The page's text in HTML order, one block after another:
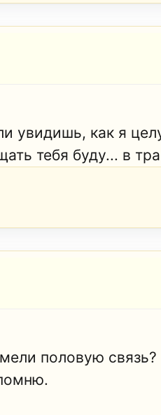
увидишь, как я
тебя буду... в
половую связь?